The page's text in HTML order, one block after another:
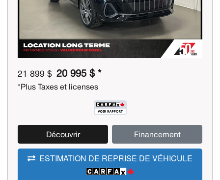
21 899 $ 20 995 $ *
*Plus Taxes et licenses
Découvrir Financement
ESTIMATION DE REPRISE DE VÉHICULE